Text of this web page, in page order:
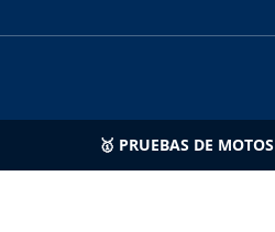
🥇 PRUEBAS DE MOTOS